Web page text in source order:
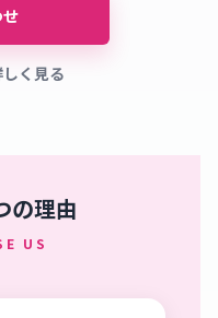
く見る
の理由
US